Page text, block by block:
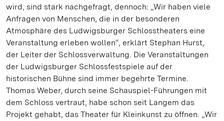
wird, sind stark nachgefragt, dennoch: „Wir haben viele
Anfragen von Menschen, die in der besonderen
Atmosphäre des Ludwigsburger Schlosstheaters eine
Veranstaltung erleben wollen“, erklärt Stephan Hurst,
der Leiter der Schlossverwaltung. Die Veranstaltungen
der Ludwigsburger Schlossfestspiele auf der
historischen Bühne sind immer begehrte Termine.
Thomas Weber, durch seine Schauspiel-Führungen mit
dem Schloss vertraut, habe schon seit Langem das
Projekt gehabt, das Theater für Kleinkunst zu öffnen. „Wir